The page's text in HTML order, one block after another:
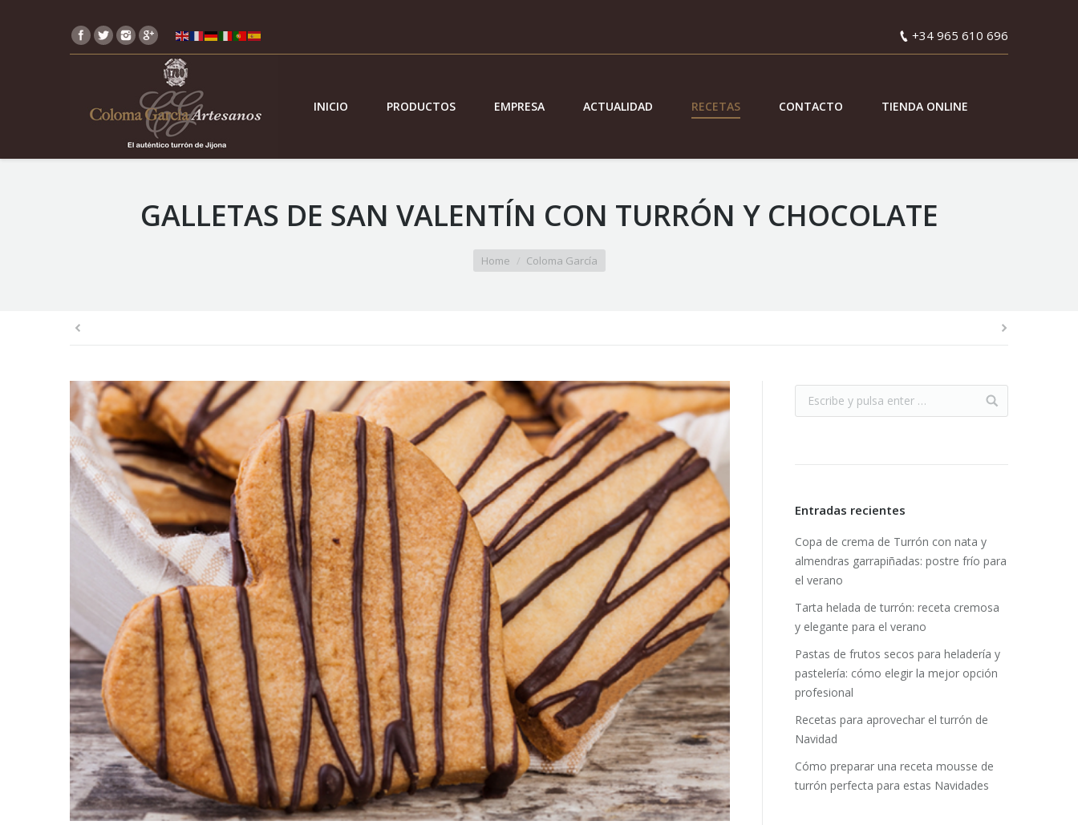
+34 965 610 696
INICIO PRODUCTOS EMPRESA ACTUALIDAD RECETAS CONTACTO TIENDA ONLINE
GALLETAS DE SAN VALENTÍN CON TURRÓN Y CHOCOLATE
Home Coloma García
Entradas recientes
Copa de crema de Turrón con nata y
almendras garrapiñadas: postre frío para
el verano
Tarta helada de turrón: receta cremosa
y elegante para el verano
Pastas de frutos secos para heladería y
pastelería: cómo elegir la mejor opción
profesional
Recetas para aprovechar el turrón de
Navidad
Cómo preparar una receta mousse de
turrón perfecta para estas Navidades